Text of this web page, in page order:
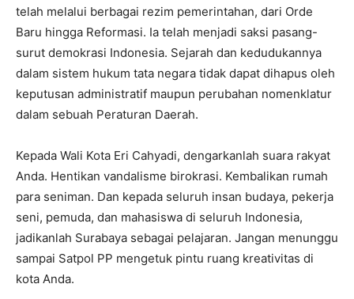
telah melalui berbagai rezim pemerintahan, dari Orde
Baru hingga Reformasi. Ia telah menjadi saksi pasang-
surut demokrasi Indonesia. Sejarah dan kedudukannya
dalam sistem hukum tata negara tidak dapat dihapus oleh
keputusan administratif maupun perubahan nomenklatur
dalam sebuah Peraturan Daerah.
Kepada Wali Kota Eri Cahyadi, dengarkanlah suara rakyat
Anda. Hentikan vandalisme birokrasi. Kembalikan rumah
para seniman. Dan kepada seluruh insan budaya, pekerja
seni, pemuda, dan mahasiswa di seluruh Indonesia,
jadikanlah Surabaya sebagai pelajaran. Jangan menunggu
sampai Satpol PP mengetuk pintu ruang kreativitas di
kota Anda.